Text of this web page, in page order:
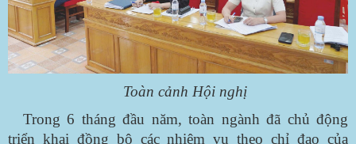
Toàn cảnh Hội nghị
Trong 6 tháng đầu năm, toàn ngành đã chủ động
triển khai đồng bộ các nhiệm vụ theo chỉ đạo của